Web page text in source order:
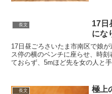
長文
17日
にな
17日昼ごろさいたま市南区で娘
ス停の横のベンチに座らせ、時
ておらず、5mほど先を女の人と
長文 極上